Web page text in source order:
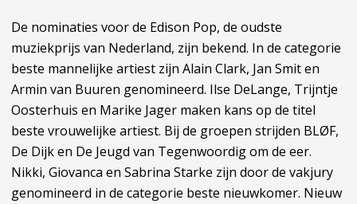
De nominaties voor de Edison Pop, de oudste
muziekprijs van Nederland, zijn bekend. In de categorie
beste mannelijke artiest zijn Alain Clark, Jan Smit en
Armin van Buuren genomineerd. Ilse DeLange, Trijntje
Oosterhuis en Marike Jager maken kans op de titel
beste vrouwelijke artiest. Bij de groepen strijden BLØF,
De Dijk en De Jeugd van Tegenwoordig om de eer.
Nikki, Giovanca en Sabrina Starke zijn door de vakjury
genomineerd in de categorie beste nieuwkomer. Nieuw